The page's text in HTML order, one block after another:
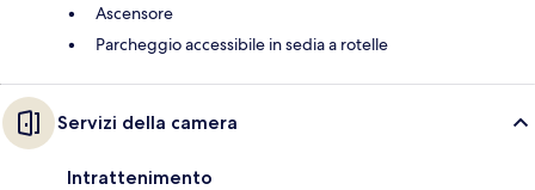
Ascensore
Parcheggio accessibile in sedia a rotelle
Servizi della camera
Intrattenimento